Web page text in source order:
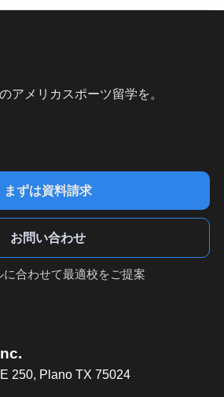
アメリカスポーツ留学を。
まずは資料請求
お問い合わせ
合わせて最適校をご提案
250, Plano TX 75024